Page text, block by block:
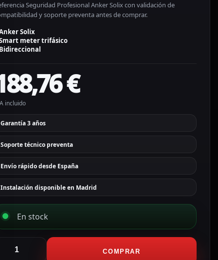
Seguridad Profesional Anker Solix con validación de
y soporte preventa antes de comprar.
Solix
meter trifásico
€
incluido
Garantía 3 años
Soporte técnico preventa
Envío rápido desde España
Instalación disponible en Madrid
En stock
COMPRAR